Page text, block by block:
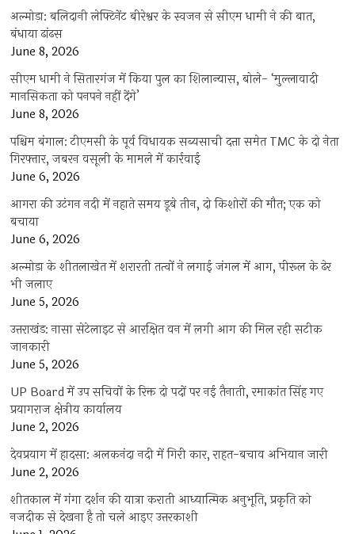
अल्मोड़ा: बलिदानी लेफ्टिनेंट बीरेश्वर के स्वजन से सीएम धामी ने की बात,
बंधाया ढांढस
June 8, 2026
सीएम धामी ने सितारगंज में किया पुल का शिलान्यास, बोले- ‘मुल्लावादी
मानसिकता को पनपने नहीं देंगे’
June 8, 2026
पश्चिम बंगाल: टीएमसी के पूर्व विधायक सब्यसाची दत्ता समेत TMC के दो नेता
गिरफ्तार, जबरन वसूली के मामले में कार्रवाई
June 6, 2026
आगरा की उटंगन नदी में नहाते समय डूबे तीन, दो किशोरों की मौत; एक को
बचाया
June 6, 2026
अल्मोड़ा के शीतलाखेत में शरारती तत्वों ने लगाई जंगल में आग, पीरूल के ढेर
भी जलाए
June 5, 2026
उत्तराखंड: नासा सेटेलाइट से आरक्षित वन में लगी आग की मिल रही सटीक
जानकारी
June 5, 2026
UP Board में उप सचिवों के रिक्त दो पदों पर नई तैनाती, रमाकांत सिंह गए
प्रयागराज क्षेत्रीय कार्यालय
June 2, 2026
देवप्रयाग में हादसा: अलकनंदा नदी में गिरी कार, राहत-बचाव अभियान जारी
June 2, 2026
शीतकाल में गंगा दर्शन की यात्रा कराती आध्यात्मिक अनुभूति, प्रकृति को
नजदीक से देखना है तो चले आइए उत्तरकाशी